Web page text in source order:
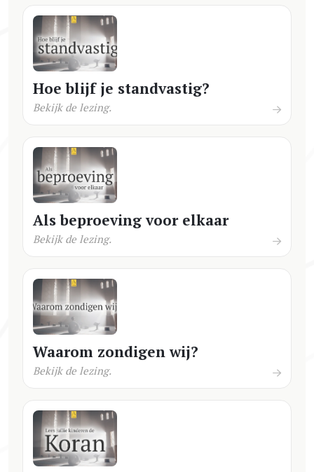
Hoe blijf je standvastig?
Bekijk de lezing.
Als beproeving voor elkaar
Bekijk de lezing.
Waarom zondigen wij?
Bekijk de lezing.